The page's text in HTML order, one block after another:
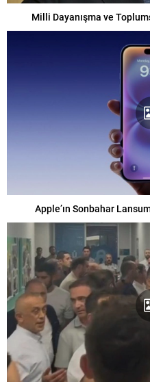
Milli Dayanışma ve
Apple’ın Sonbahar